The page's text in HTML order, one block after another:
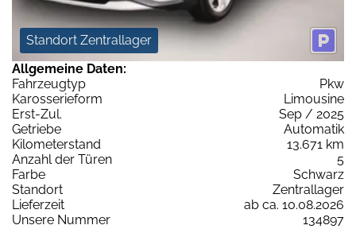
Standort Zentrallager
Allgemeine Daten:
Fahrzeugtyp
Pkw
Karosserieform
Limousine
Erst-Zul.
Sep / 2025
Getriebe
Automatik
Kilometerstand
13.671 km
Anzahl der Türen
5
Farbe
Schwarz
Standort
Zentrallager
Lieferzeit
ab ca. 10.08.2026
Unsere Nummer
134897